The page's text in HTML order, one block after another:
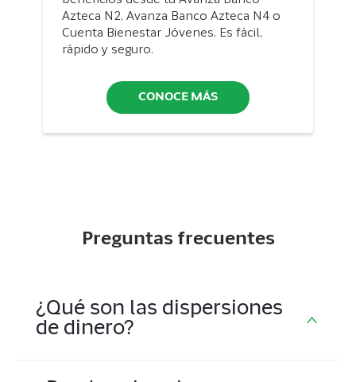
Azteca N2, Avanza Banco Azteca N4 o
Cuenta Bienestar Jóvenes. Es fácil,
rápido y seguro.
CONOCE MÁS
Preguntas frecuentes
¿Qué son las dispersiones
de dinero?